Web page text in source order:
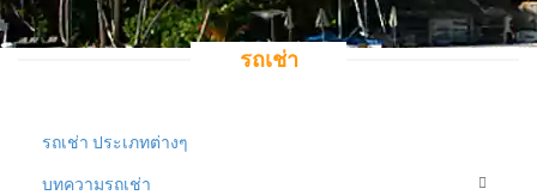
รถเช่า
รถเช่า ประเภทต่างๆ
บทความรถเช่า